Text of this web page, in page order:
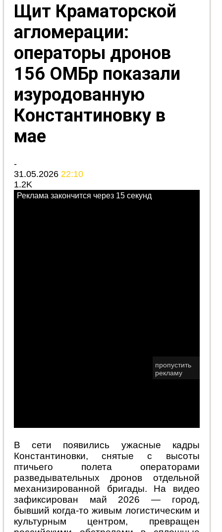
Щит Краматорской
агломерации:
операторы дронов
156 ОМБр показали
изуродованную
Константиновку в
мае
-
31.05.2026 22:10
1.2K
В сети появились ужасные кадры
Константиновки, снятые с высоты
птичьего полета операторами
разведывательных дронов отдельной
механизированной бригады. На видео
зафиксирован май 2026 — город,
бывший когда-то живым логистическим и
культурным центром, превращен